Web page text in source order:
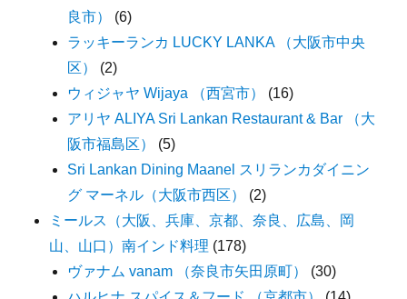
良市）
(6)
ラッキーランカ LUCKY LANKA （大阪市中央
区）
(2)
ウィジャヤ Wijaya （西宮市）
(16)
アリヤ ALIYA Sri Lankan Restaurant & Bar （大
阪市福島区）
(5)
Sri Lankan Dining Maanel スリランカダイニン
グ マーネル（大阪市西区）
(2)
ミールス（大阪、兵庫、京都、奈良、広島、岡
山、山口）南インド料理 (178)
ヴァナム vanam （奈良市矢田原町）
(30)